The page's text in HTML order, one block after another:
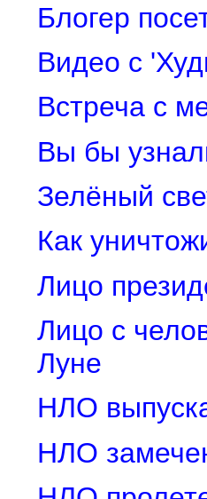
Блогер
Видео с
Встреча с
Вы бы
Зелёный
Как
Лицо
Лицо с
Луне
НЛО
НЛО